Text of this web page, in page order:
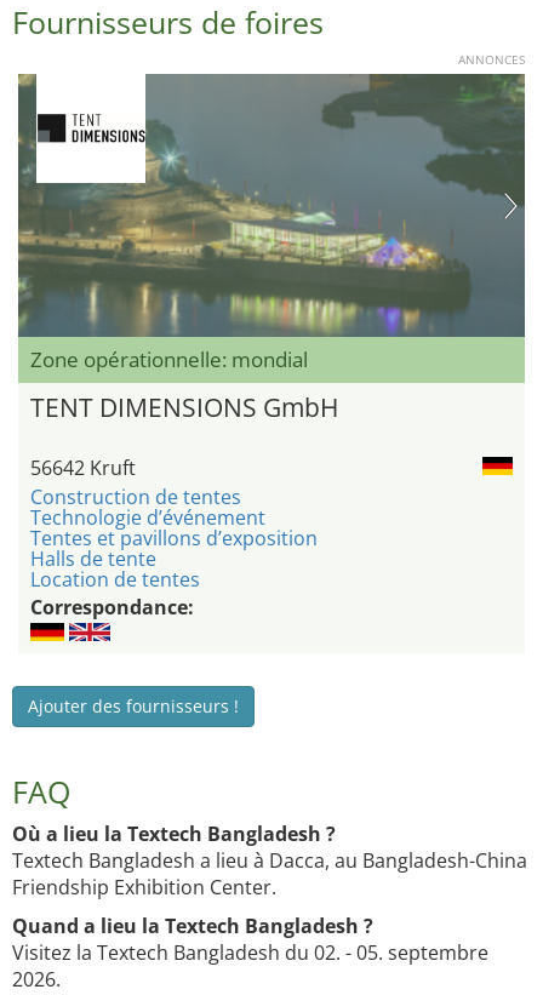
Fournisseurs de foires
ANNONCES
Zone opérationnelle: mondial
TENT DIMENSIONS GmbH
56642 Kruft
Construction de tentes
Technologie d’événement
Tentes et pavillons d’exposition
Halls de tente
Location de tentes
Correspondance:
Ajouter des fournisseurs !
FAQ
Où a lieu la Textech Bangladesh ?
Textech Bangladesh a lieu à Dacca, au Bangladesh-China
Friendship Exhibition Center.
Quand a lieu la Textech Bangladesh ?
Visitez la Textech Bangladesh du 02. - 05. septembre
2026.